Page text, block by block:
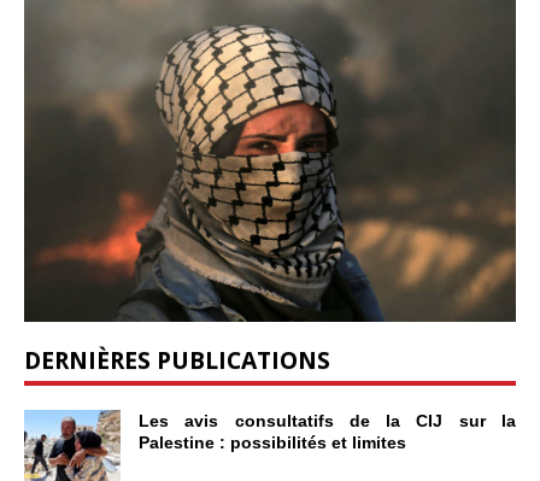
DERNIÈRES PUBLICATIONS
Les avis consultatifs de la CIJ sur la
Palestine : possibilités et limites